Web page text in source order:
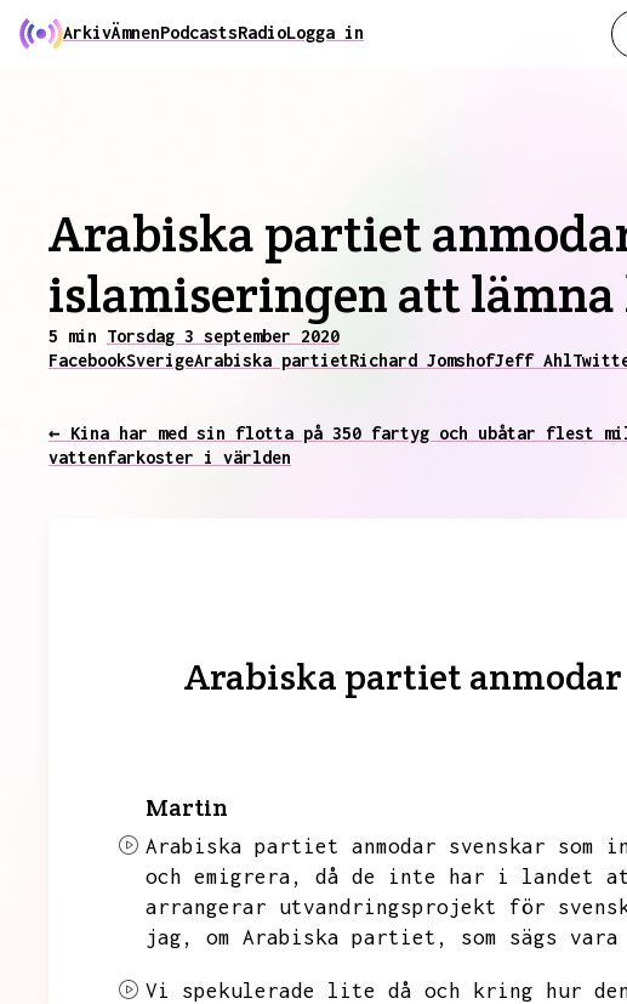
ArkivÄmnenPodcastsRadioLogga in
Arabiska partiet
islamiseringen att
5 min Torsdag 3 september 2020
FacebookSverigeArabiska partietRichard JomshofJeff Ahl
← Kina har med sin flotta på 350 fartyg och ubåtar flest
vattenfarkoster i världen
Arabiska partiet
Martin
Arabiska partiet anmodar svenskar
och emigrera,
då de inte har i landet
arrangerar utvandringsprojekt för
jag,
om Arabiska partiet, som sägs
Vi spekulerade lite då och kring hur